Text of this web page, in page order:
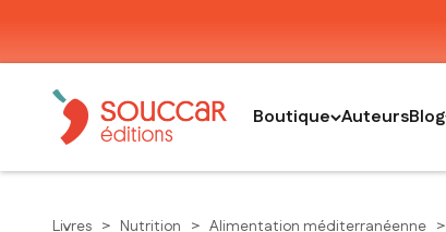
Boutique AuteursBlog
Thierry Souccar Editions
Livres > Nutrition > Alimentation méditerranéenne >